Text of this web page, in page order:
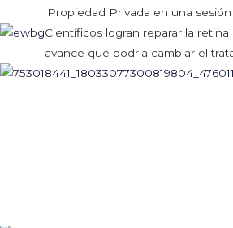
Propiedad Privada en una
Científicos logran reparar la
avance que podría cambiar el